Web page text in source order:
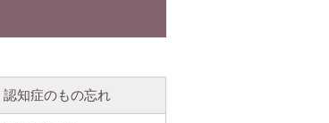
認知症のもの忘れ